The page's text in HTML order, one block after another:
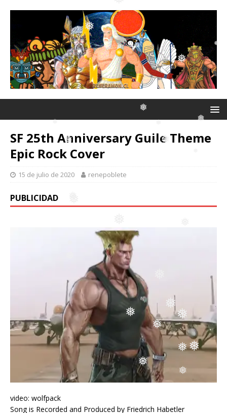
❅
❅
❅
❅
❅
❅
❅
❅
❅
❅
❅
❅
❅
❅
❅
❅
SF 25th Anniversary Guile Theme
Epic Rock Cover
15 de julio de 2020 renepoblete
PUBLICIDAD
video: wolfpack
Song is Recorded and Produced by Friedrich Habetler